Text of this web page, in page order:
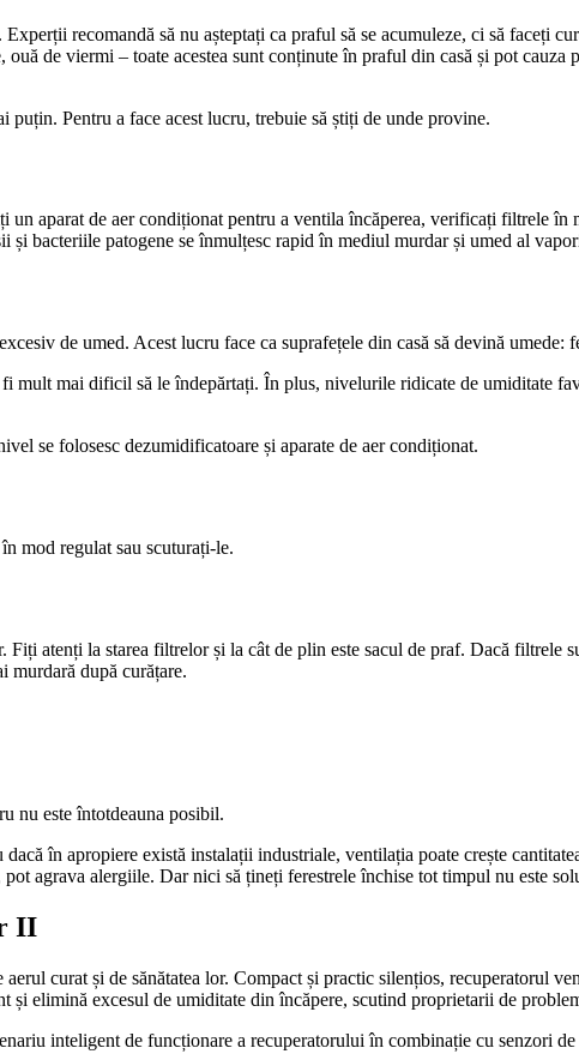
recomandă să nu așteptați ca praful să se acumuleze, ci să faceți
de viermi – toate acestea sunt conținute în praful din casă și pot cauza
Pentru a face acest lucru, trebuie să știți de unde provine.
aparat de aer condiționat pentru a ventila încăperea, verificați filtrele
bacteriile patogene se înmulțesc rapid în mediul murdar și umed al
de umed. Acest lucru face ca suprafețele din casă să devină umede:
mult mai dificil să le îndepărtați. În plus, nivelurile ridicate de umiditate
se folosesc dezumidificatoare și aparate de aer condiționat.
mod regulat sau scuturați-le.
atenți la starea filtrelor și la cât de plin este sacul de praf. Dacă filtrele
murdară după curățare.
nu este întotdeauna posibil.
în apropiere există instalații industriale, ventilația poate crește
agrava alergiile. Dar nici să țineți ferestrele închise tot timpul nu este
II
curat și de sănătatea lor. Compact și practic silențios, recuperatorul
elimină excesul de umiditate din încăpere, scutind proprietarii de
inteligent de funcționare a recuperatorului în combinație cu senzori